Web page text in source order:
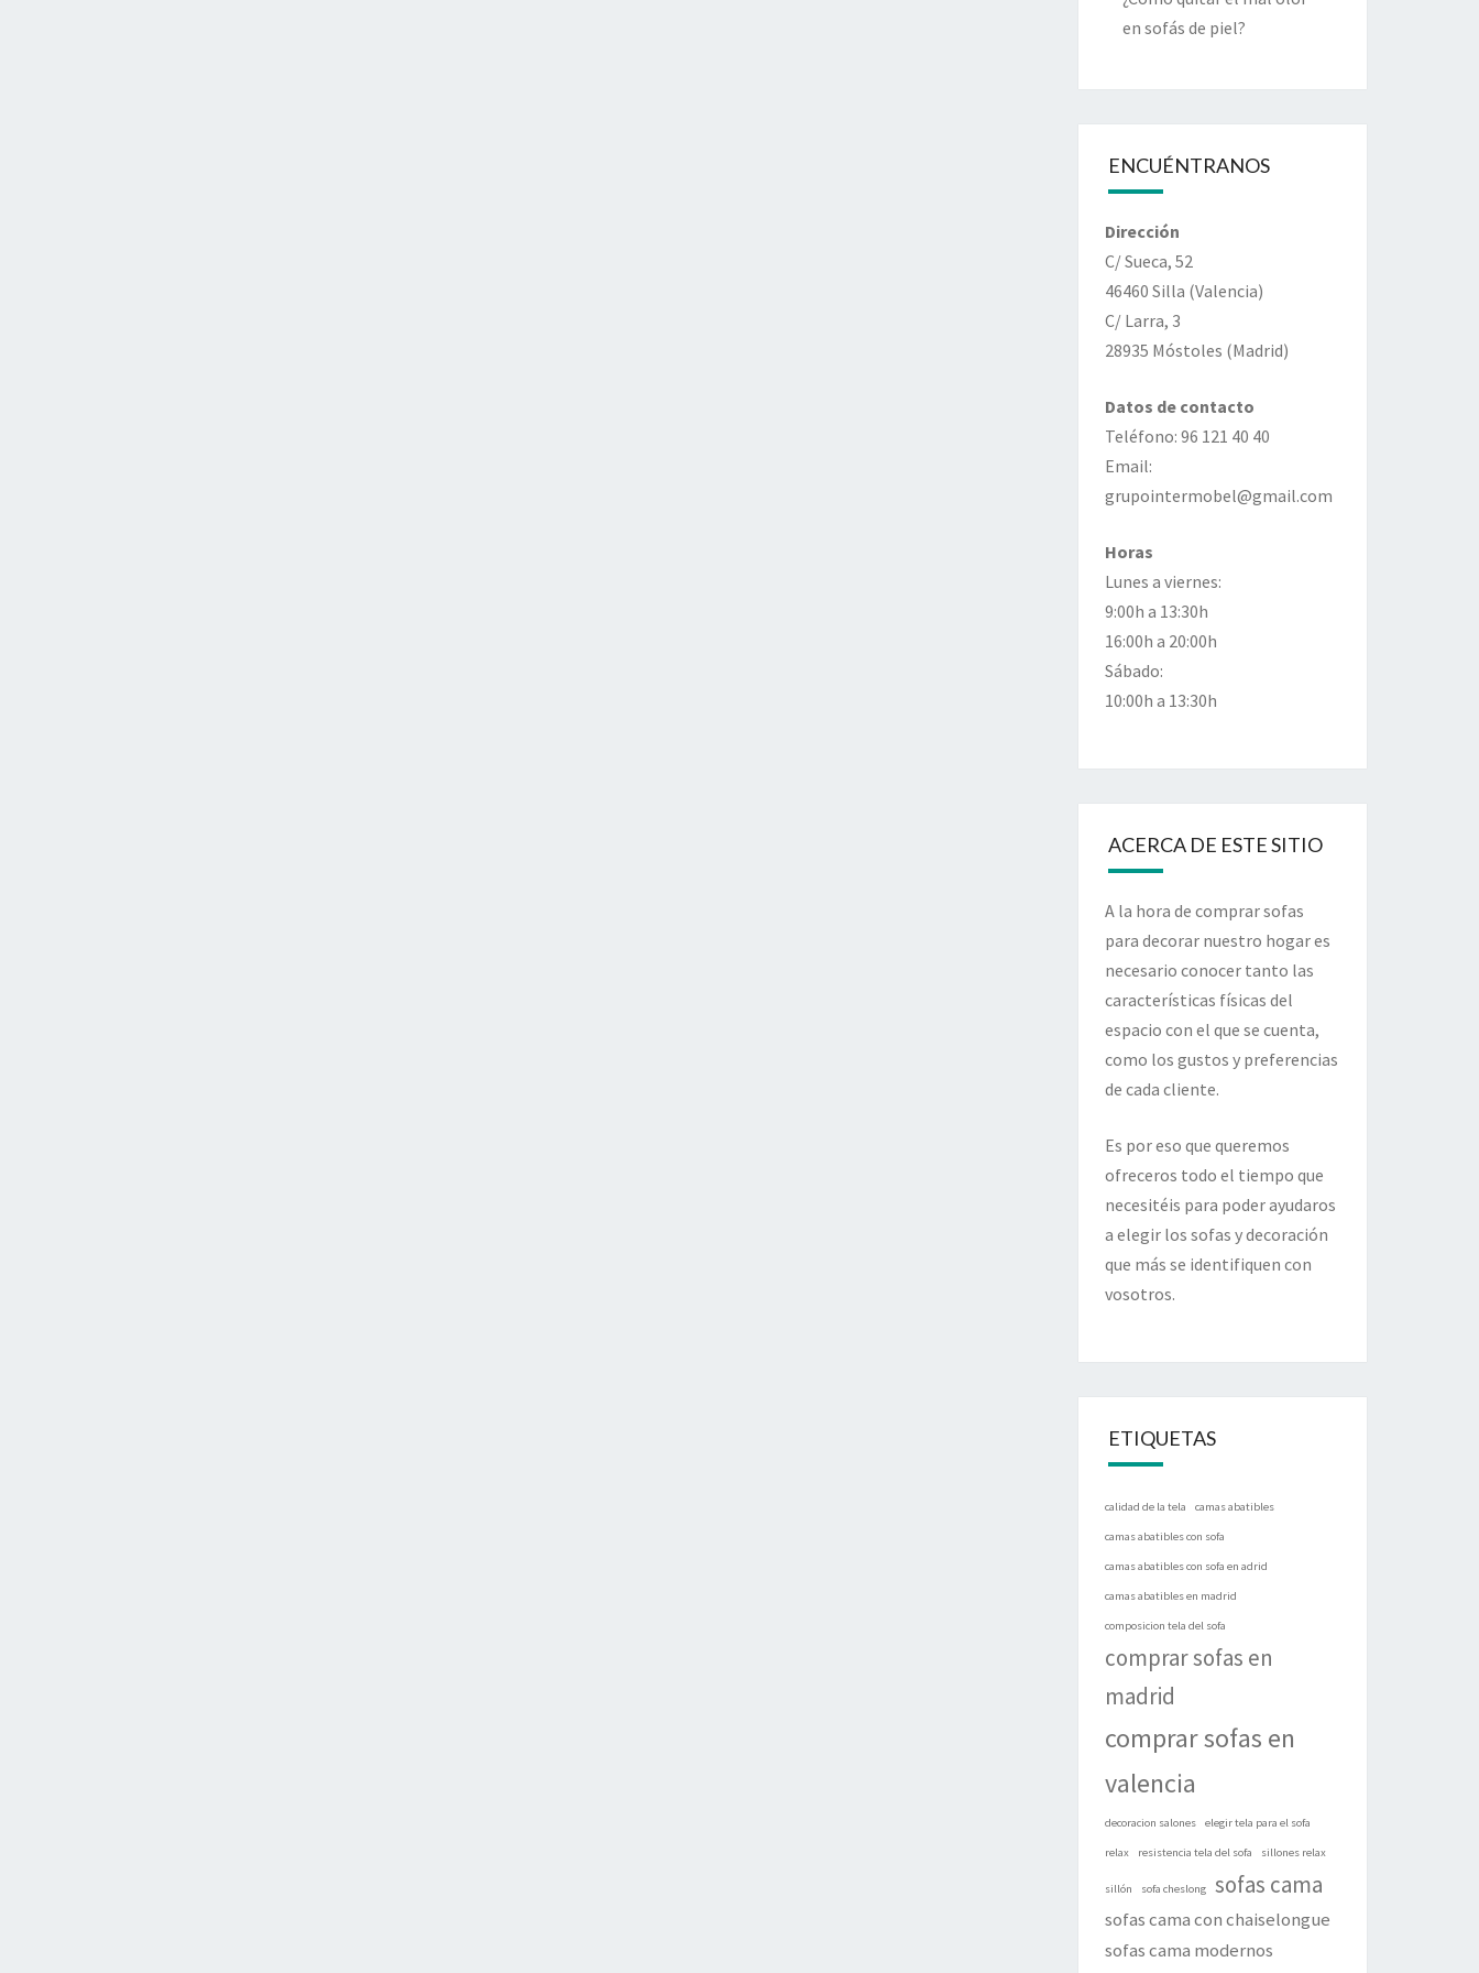
en sofás de piel?
ENCUÉNTRANOS
Dirección
C/ Sueca, 52
46460 Silla (Valencia)
C/ Larra, 3
28935 Móstoles (Madrid)
Datos de contacto
Teléfono: 96 121 40 40
Email:
grupointermobel@gmail.com
Horas
Lunes a viernes:
9:00h a 13:30h
16:00h a 20:00h
Sábado:
10:00h a 13:30h
ACERCA DE ESTE SITIO
A la hora de comprar sofas
para decorar nuestro hogar es
necesario conocer tanto las
características físicas del
espacio con el que se cuenta,
como los gustos y preferencias
de cada cliente.
Es por eso que queremos
ofreceros todo el tiempo que
necesitéis para poder ayudaros
a elegir los sofas y decoración
que más se identifiquen con
vosotros.
ETIQUETAS
calidad de la tela camas abatibles
camas abatibles con sofa
camas abatibles con sofa en adrid
camas abatibles en madrid
composicion tela del sofa
comprar sofas en
madrid
comprar sofas en
valencia
decoracion salones elegir tela para el sofa
relax resistencia tela del sofa sillones relax
sillón sofa cheslong sofas cama
sofas cama con chaiselongue
sofas cama modernos